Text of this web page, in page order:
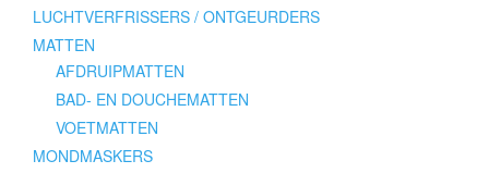
LUCHTVERFRISSERS / ONTGEURDERS
MATTEN
AFDRUIPMATTEN
BAD- EN DOUCHEMATTEN
VOETMATTEN
MONDMASKERS